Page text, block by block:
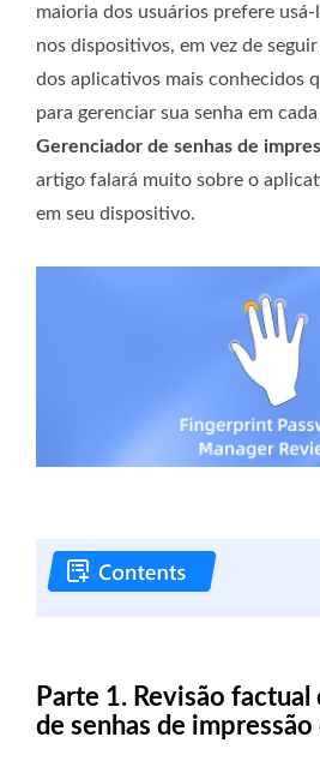
maioria dos usuários prefere
nos dispositivos, em vez de
dos aplicativos mais conhecidos
para gerenciar sua senha em
Gerenciador de senhas de
artigo falará muito sobre o
em seu dispositivo.
Parte 1. Revisão
de senhas de impressão